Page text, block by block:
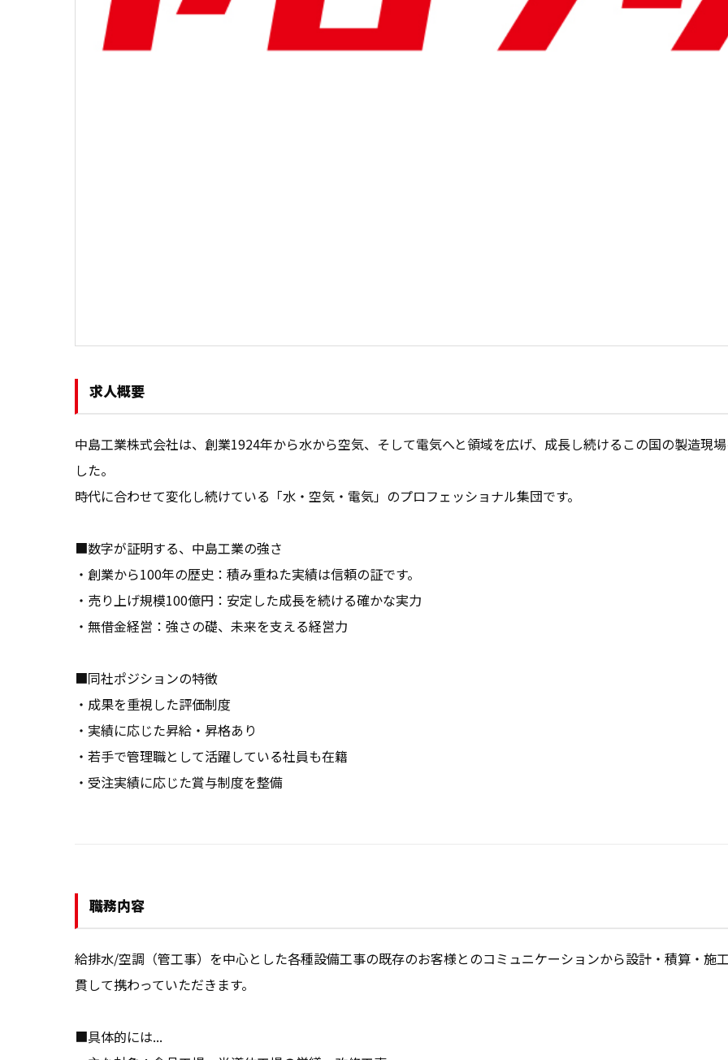
求人概要
中島工業株式会社は、創業1924年から水から空気、そして電気へと領域を広げ、成長し続けるこの国の製造現
した。
時代に合わせて変化し続けている「水・空気・電気」のプロフェッショナル集団です。
■数字が証明する、中島工業の強さ
・創業から100年の歴史：積み重ねた実績は信頼の証です。
・売り上げ規模100億円：安定した成長を続ける確かな実力
・無借金経営：強さの礎、未来を支える経営力
■同社ポジションの特徴
・成果を重視した評価制度
・実績に応じた昇給・昇格あり
・若手で管理職として活躍している社員も在籍
・受注実績に応じた賞与制度を整備
職務内容
給排水/空調（管工事）を中心とした各種設備工事の既存のお客様とのコミュニケーションから設計・積算・施
貫して携わっていただきます。
■具体的には...